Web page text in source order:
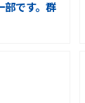
部です。群